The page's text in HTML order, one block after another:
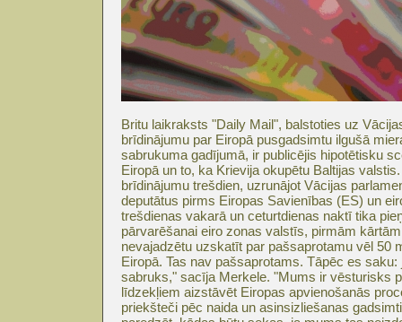
Britu laikraksts "Daily Mail", balstoties uz
brīdinājumu par Eiropā pusgadsimtu ilgušā
sabrukuma gadījumā, ir publicējis hipotētisku
Eiropā un to, ka Krievija okupētu Baltijas
brīdinājumu trešdien, uzrunājot Vācijas
deputātus pirms Eiropas Savienības (ES) un
trešdienas vakarā un ceturtdienas naktī tika
pārvarēšanai eiro zonas valstīs, pirmām
nevajadzētu uzskatīt par pašsaprotamu vēl 50
Eiropā. Tas nav pašsaprotams. Tāpēc es
sabruks," sacīja Merkele. "Mums ir vēsturisks
līdzekļiem aizstāvēt Eiropas apvienošanās
priekšteči pēc naida un asinsizliešanas